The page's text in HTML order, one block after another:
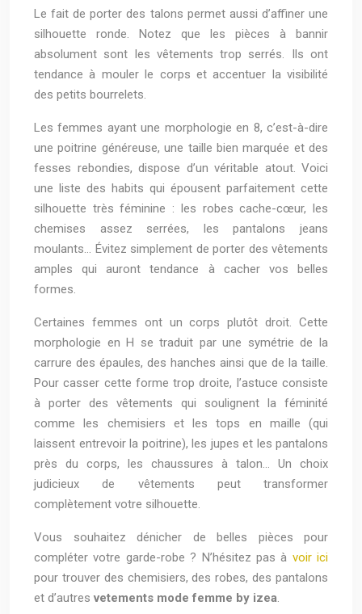
Le fait de porter des talons permet aussi d’affiner une
silhouette ronde. Notez que les pièces à bannir
absolument sont les vêtements trop serrés. Ils ont
tendance à mouler le corps et accentuer la visibilité
des petits bourrelets.
Les femmes ayant une morphologie en 8, c’est-à-dire
une poitrine généreuse, une taille bien marquée et des
fesses rebondies, dispose d’un véritable atout. Voici
une liste des habits qui épousent parfaitement cette
silhouette très féminine : les robes cache-cœur, les
chemises assez serrées, les pantalons jeans
moulants… Évitez simplement de porter des vêtements
amples qui auront tendance à cacher vos belles
formes.
Certaines femmes ont un corps plutôt droit. Cette
morphologie en H se traduit par une symétrie de la
carrure des épaules, des hanches ainsi que de la taille.
Pour casser cette forme trop droite, l’astuce consiste
à porter des vêtements qui soulignent la féminité
comme les chemisiers et les tops en maille (qui
laissent entrevoir la poitrine), les jupes et les pantalons
près du corps, les chaussures à talon… Un choix
judicieux de vêtements peut transformer
complètement votre silhouette.
Vous souhaitez dénicher de belles pièces pour
compléter votre garde-robe ? N’hésitez pas à voir ici
pour trouver des chemisiers, des robes, des pantalons
et d’autres vetements mode femme by izea.